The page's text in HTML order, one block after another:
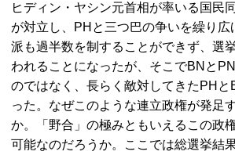
ヒディン・ヤシン元首相が率いる国民
が対立し、
PH と三つ巴の争いを繰り広
派も過半数を制することができず、選
われることになったが、そこでBN と PN
のではなく、長らく敵対してきた PH と
った。なぜこのような連立政権が発足
か。「野合」の極みともいえるこの政
可能なのだろうか。ここでは総選挙結